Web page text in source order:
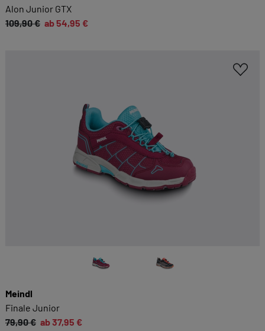
Alon Junior GTX
109,90 € ab 54,95 €
Meindl
Finale Junior
79,90 € ab 37,95 €